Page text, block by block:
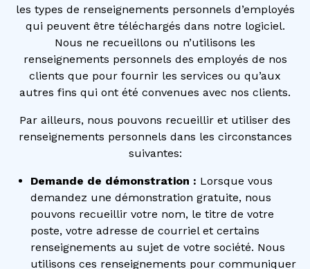
les types de renseignements personnels d’employés
qui peuvent être téléchargés dans notre logiciel.
Nous ne recueillons ou n’utilisons les
renseignements personnels des employés de nos
clients que pour fournir les services ou qu’aux
autres fins qui ont été convenues avec nos clients.
Par ailleurs, nous pouvons recueillir et utiliser des
renseignements personnels dans les circonstances
suivantes:
Demande de démonstration : Lorsque vous
demandez une démonstration gratuite, nous
pouvons recueillir votre nom, le titre de votre
poste, votre adresse de courriel et certains
renseignements au sujet de votre société. Nous
utilisons ces renseignements pour communiquer